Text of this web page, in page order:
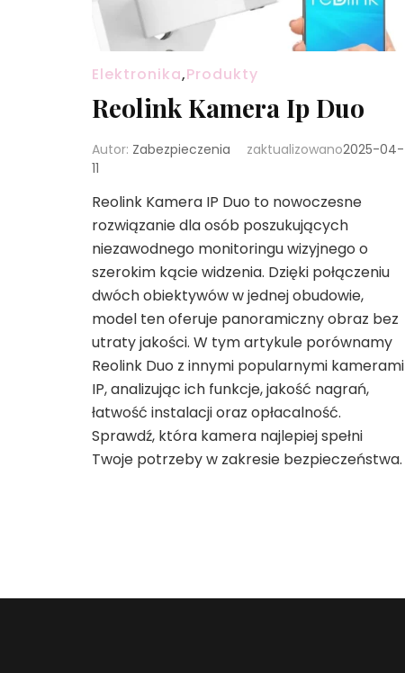
Elektronika,Produkty
Reolink Kamera Ip Duo
Autor: Zabezpieczenia zaktualizowano2025-04-
11
Reolink Kamera IP Duo to nowoczesne
rozwiązanie dla osób poszukujących
niezawodnego monitoringu wizyjnego o
szerokim kącie widzenia. Dzięki połączeniu
dwóch obiektywów w jednej obudowie,
model ten oferuje panoramiczny obraz bez
utraty jakości. W tym artykule porównamy
Reolink Duo z innymi popularnymi kamerami
IP, analizując ich funkcje, jakość nagrań,
łatwość instalacji oraz opłacalność.
Sprawdź, która kamera najlepiej spełni
Twoje potrzeby w zakresie bezpieczeństwa.